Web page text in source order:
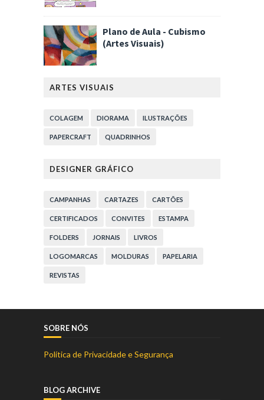
Plano de Aula - Cubismo
(Artes Visuais)
ARTES VISUAIS
COLAGEM DIORAMA ILUSTRAÇÕES
PAPERCRAFT QUADRINHOS
DESIGNER GRÁFICO
CAMPANHAS CARTAZES CARTÕES
CERTIFICADOS CONVITES ESTAMPA
FOLDERS JORNAIS LIVROS
LOGOMARCAS MOLDURAS PAPELARIA
REVISTAS
SOBRE NÓS
Política de Privacidade e Segurança
BLOG ARCHIVE